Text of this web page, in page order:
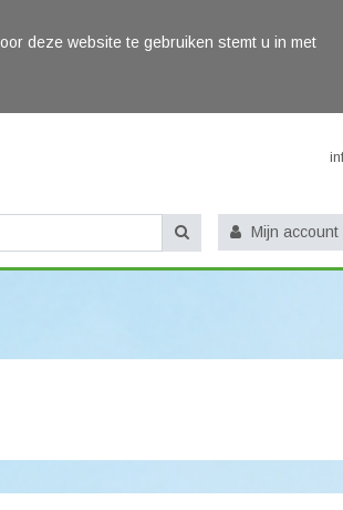
deze website te gebruiken stemt u in met
Mijn account